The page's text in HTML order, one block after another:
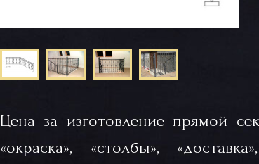
Цена за изготовление прямой
«окраска», «столбы»,